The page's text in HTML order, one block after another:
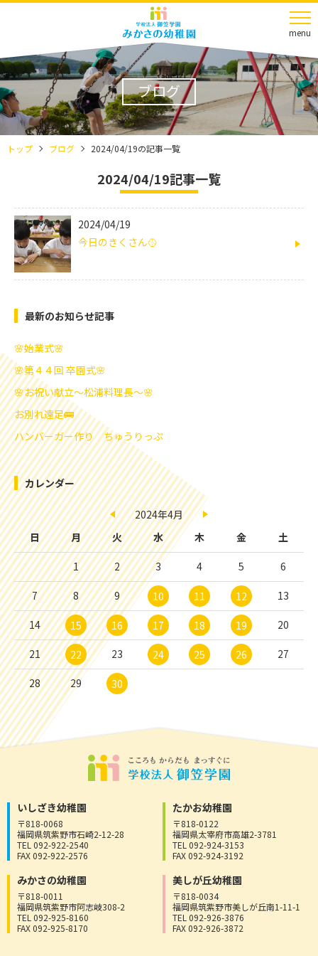
menu
ブログ
トップ ブログ 2024/04/19の記事一覧
2024/04/19記事一覧
2024/04/19
今日のきくさん🥎
最新のお知らせ記事
🌸始業式🌸
🌸第４４回 卒園式🌸
🌸お祝い献立～松浦料理長～🌸
お別れ遠足🚌
ハンバーガー作り ちゅうりっぷ
カレンダー
2024年4月
日
月 火 水 木 金 土
1 2 3 4 5 6
7 8 9 10 11 12 13
14 15 16 17 18 19 20
21 22 23 24 25 26 27
28 29 30
いしざき幼稚園
〒818-0068
福岡県筑紫野市石崎2-12-28
TEL 092-922-2540
FAX 092-922-2576
たかお幼稚園
〒818-0122
福岡県太宰府市高雄2-3781
TEL 092-924-3153
FAX 092-924-3192
みかさの幼稚園
〒818-0011
福岡県筑紫野市阿志岐308-2
TEL 092-925-8160
FAX 092-925-8170
美しが丘幼稚園
〒818-0034
福岡県筑紫野市美しが丘南1-11-1
TEL 092-926-3876
FAX 092-926-3872